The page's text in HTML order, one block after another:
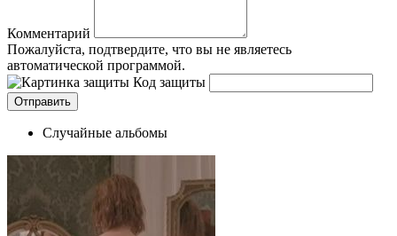
Комментарий
Пожалуйста, подтвердите, что вы не являетесь
автоматической программой.
Код защиты
Случайные альбомы